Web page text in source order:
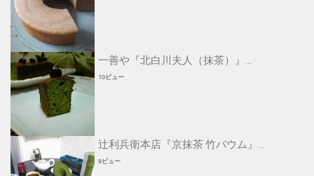
一善や『北白川夫人（抹茶）』...
10ビュー
辻利兵衛本店『京抹茶 竹バウム』...
9ビュー